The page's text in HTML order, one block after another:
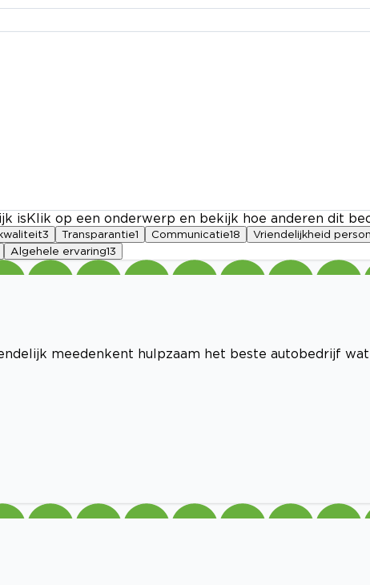
is Klik op een onderwerp en bekijk hoe anderen dit
3 Transparantie1 Communicatie18 Vriendelijkheid
Algehele ervaring13
meedenkent hulpzaam het beste autobedrijf